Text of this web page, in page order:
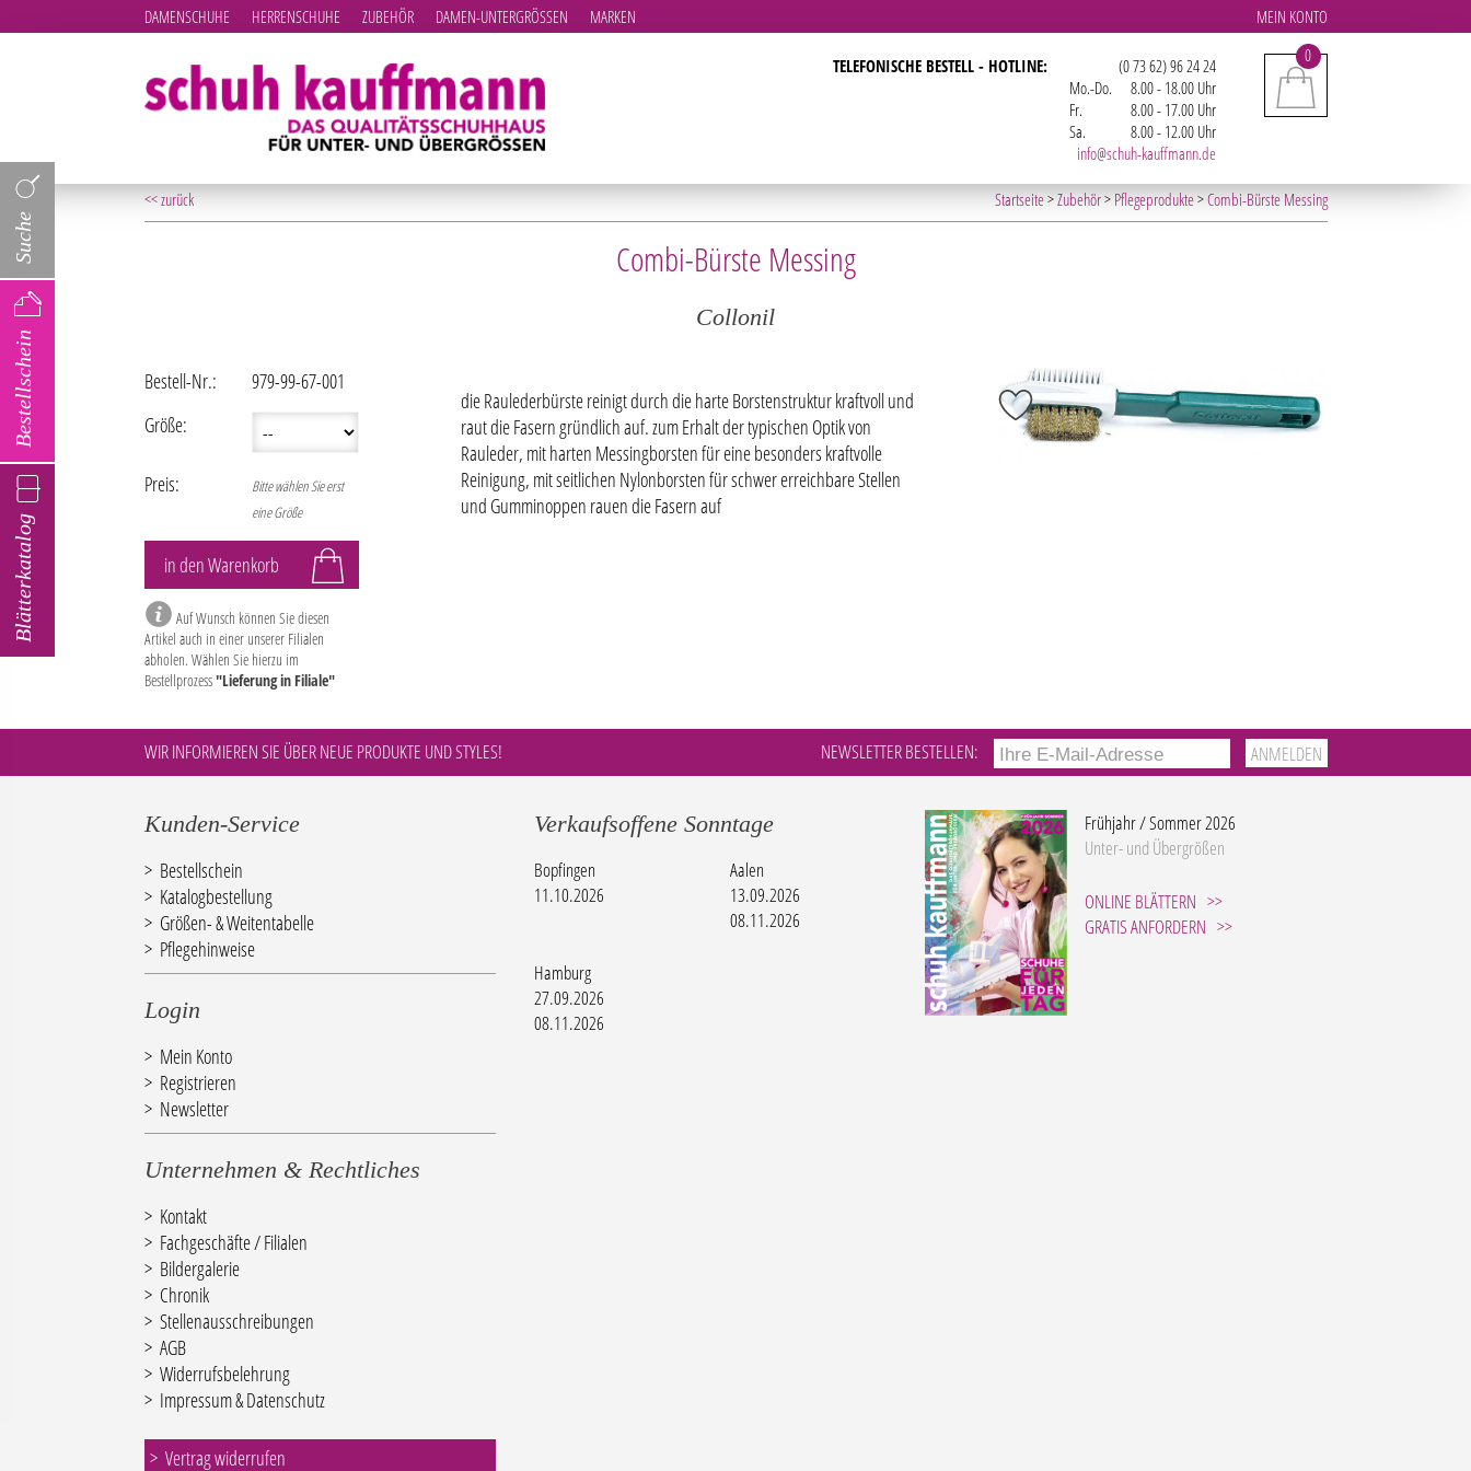
Blätterkatalog
Bestellschein
Suche
MEIN KONTO
DAMENSCHUHE HERRENSCHUHE ZUBEHÖR DAMEN-UNTERGRÖSSEN
MARKEN
0
TELEFONISCHE BESTELL - HOTLINE:
(0 73 62) 96 24 24
Mo.-Do.
8.00 - 18.00 Uhr
Fr.
8.00 - 17.00 Uhr
Sa.
8.00 - 12.00 Uhr
info@schuh-kauffmann.de
<< zurück Startseite>Zubehör> Pflegeprodukte>Combi-Bürste Messing
Combi-Bürste Messing
Collonil
die Raulederbürste reinigt durch die harte Borstenstruktur kraftvoll und
raut die Fasern gründlich auf. zum Erhalt der typischen Optik von
Rauleder, mit harten Messingborsten für eine besonders kraftvolle
Reinigung, mit seitlichen Nylonborsten für schwer erreichbare Stellen
und Gumminoppen rauen die Fasern auf
Bestell-Nr.:
979-99-67-001
Größe:
Preis:
Bitte wählen Sie erst
eine Größe
Auf Wunsch können Sie diesen
Artikel auch in einer unserer Filialen
abholen. Wählen Sie hierzu im
Bestellprozess"Lieferung in Filiale"
WIR INFORMIEREN SIE ÜBER NEUE PRODUKTE UND STYLES! NEWSLETTER BESTELLEN:
Kunden-Service
Bestellschein
Katalogbestellung
Größen- & Weitentabelle
Pflegehinweise
Login
Mein Konto
Registrieren
Newsletter
Unternehmen & Rechtliches
Kontakt
Fachgeschäfte / Filialen
Bildergalerie
Chronik
Stellenausschreibungen
AGB
Widerrufsbelehrung
Impressum & Datenschutz
Vertrag widerrufen
Verkaufsoffene Sonntage
Bopfingen
11.10.2026
Aalen
13.09.2026
08.11.2026
Hamburg
27.09.2026
08.11.2026
Frühjahr / Sommer 2026
Unter- und Übergrößen
ONLINE BLÄTTERN
GRATIS ANFORDERN